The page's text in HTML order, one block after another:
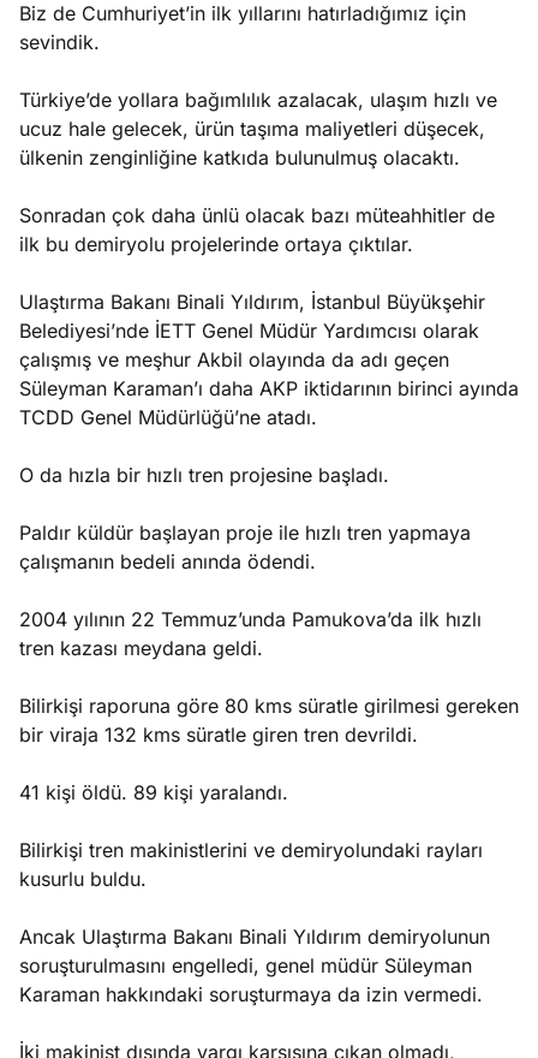
Biz de Cumhuriyet’in ilk yıllarını hatırladığımız için
sevindik.
Türkiye’de yollara bağımlılık azalacak, ulaşım hızlı ve
ucuz hale gelecek, ürün taşıma maliyetleri düşecek,
ülkenin zenginliğine katkıda bulunulmuş olacaktı.
Sonradan çok daha ünlü olacak bazı müteahhitler de
ilk bu demiryolu projelerinde ortaya çıktılar.
Ulaştırma Bakanı Binali Yıldırım, İstanbul Büyükşehir
Belediyesi’nde İETT Genel Müdür Yardımcısı olarak
çalışmış ve meşhur Akbil olayında da adı geçen
Süleyman Karaman’ı daha AKP iktidarının birinci ayında
TCDD Genel Müdürlüğü’ne atadı.
O da hızla bir hızlı tren projesine başladı.
Paldır küldür başlayan proje ile hızlı tren yapmaya
çalışmanın bedeli anında ödendi.
2004 yılının 22 Temmuz’unda Pamukova’da ilk hızlı
tren kazası meydana geldi.
Bilirkişi raporuna göre 80 kms süratle girilmesi gereken
bir viraja 132 kms süratle giren tren devrildi.
41 kişi öldü. 89 kişi yaralandı.
Bilirkişi tren makinistlerini ve demiryolundaki rayları
kusurlu buldu.
Ancak Ulaştırma Bakanı Binali Yıldırım demiryolunun
soruşturulmasını engelledi, genel müdür Süleyman
Karaman hakkındaki soruşturmaya da izin vermedi.
İki makinist dışında yargı karşısına çıkan olmadı,